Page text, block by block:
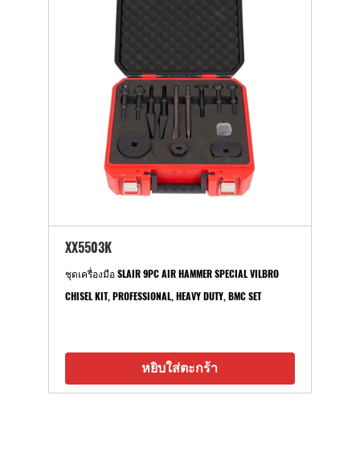
XX5503K
ชุดเครื่องมือ SLAIR 9PC AIR HAMMER SPECIAL VILBRO
CHISEL KIT, PROFESSIONAL, HEAVY DUTY, BMC SET
หยิบใส่ตะกร้า